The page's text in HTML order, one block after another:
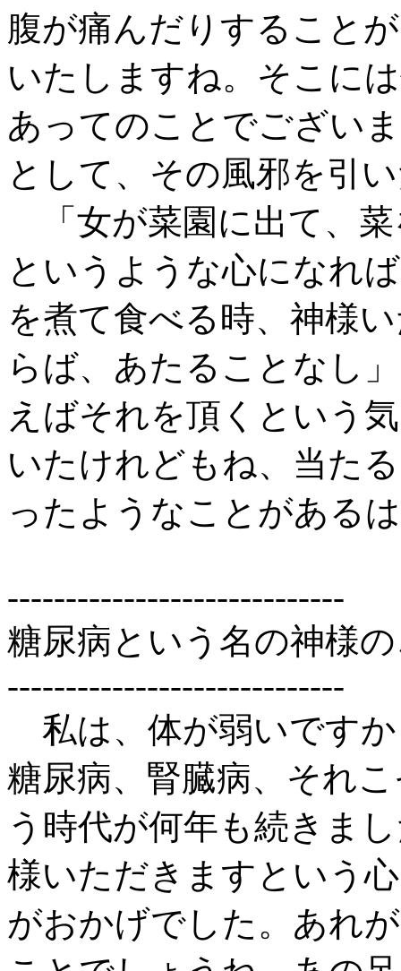
腹が痛んだりすること
いたしますね。そこに
あってのことでござい
として、その風邪を引
「女が菜園に出て、
というような心になれ
を煮て食べる時、神様
らば、あたることなし
えばそれを頂くという
いたけれどもね、当た
ったようなことがある
-----------------------------
糖尿病という名の神様
-----------------------------
私は、体が弱いです
糖尿病、腎臓病、それ
う時代が何年も続きま
様いただきますという
がおかげでした。あれ